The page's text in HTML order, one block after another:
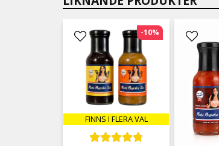
FINNS I FLERA VAL
-10%